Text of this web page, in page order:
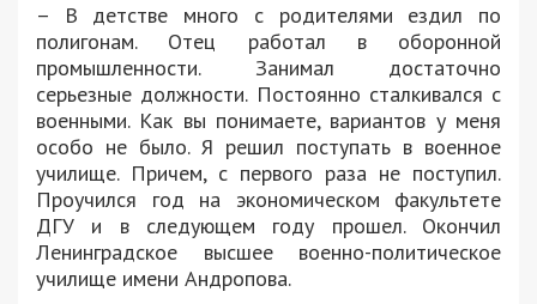
– В детстве много с родителями ездил по
полигонам. Отец работал в оборонной
промышленности. Занимал достаточно
серьезные должности. Постоянно сталкивался c
военными. Как вы понимаете, вариантов у меня
особо не было. Я решил поступать в военное
училище. Причем, с первого раза не поступил.
Проучился год на экономическом факультете
ДГУ и в следующем году прошел. Окончил
Ленинградское высшее военно-политическое
училище имени Андропова.